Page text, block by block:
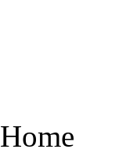
Home